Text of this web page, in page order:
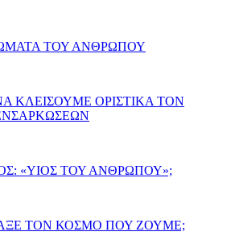
ΤΟΥ ΑΝΘΡΩΠΟΥ
ΚΛΕΙΣΟΥΜΕ ΟΡΙΣΤΙΚΑ ΤΟΝ
«ΥΙΟΣ ΤΟΥ ΑΝΘΡΩΠΟΥ»;
ΤΟΝ ΚΟΣΜΟ ΠΟΥ ΖΟΥΜΕ;